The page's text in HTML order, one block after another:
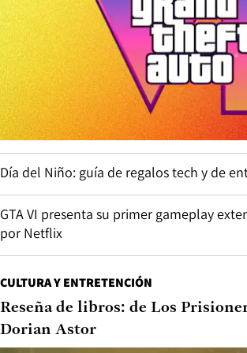
Día del Niño: guía de regalos tech y de
GTA VI presenta su primer gameplay
por Netflix
CULTURA Y ENTRETENCIÓN
Reseña de libros: de Los
Dorian Astor